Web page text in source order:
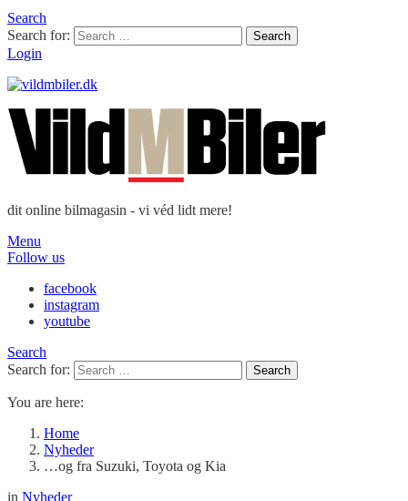
Search
Search for:
Search
Login
dit online bilmagasin - vi véd lidt mere!
Menu
Follow us
facebook
instagram
youtube
Search
Search for:
Search
You are here:
Home
Nyheder
…og fra Suzuki, Toyota og Kia
in Nyheder